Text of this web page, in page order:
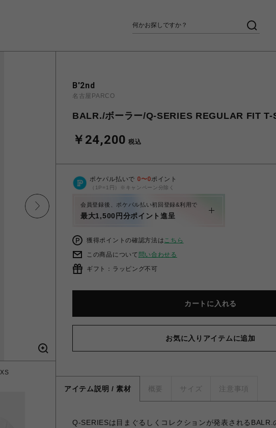
B'2nd
名古屋PARCO
BALR./ボーラー/Q-SERIES REGULAR FIT T-
￥24,200 税込
ポケパル払いで 0〜0ポイント
（1P=1円）※キャンペーン分除く
会員登録後、ポケパル払い初回登録&利用で
最大1,500円分ポイント進呈
獲得ポイントの確認方法はこちら
この商品について 問い合わせる
ギフト：ラッピング不可
カートに入れる
お気に入りアイテムに追加
アイテム説明 / 素材 概要 サイズ 注意事項
Q-SERIESは目まぐるしくコレクションが発表されるBALR.